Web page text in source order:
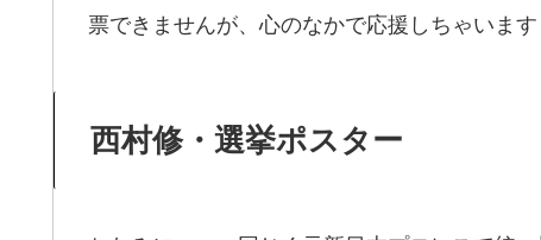
票できませんが、心のなかで応援しちゃいます
西村修・選挙ポスター